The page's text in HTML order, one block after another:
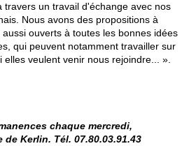
travers un travail d'échange avec nos
Nous avons des propositions à
ouverts à toutes les bonnes idées
qui peuvent notamment travailler sur
veulent venir nous rejoindre... ».
chaque mercredi,
de Kerlin. Tél. 07.80.03.91.43